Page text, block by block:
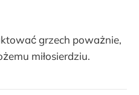
grzech poważnie,
miłosierdziu.